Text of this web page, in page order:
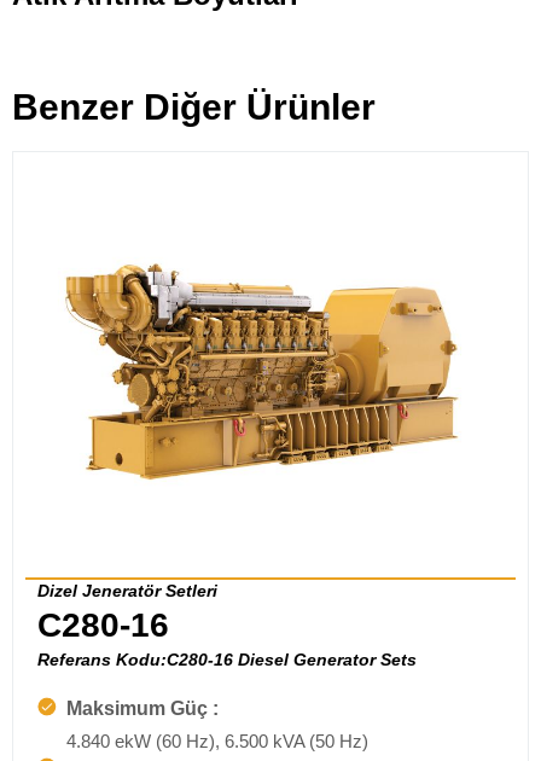
Benzer Diğer Ürünler
Dizel Jeneratör Setleri
C280-16
Referans Kodu:C280-16 Diesel Generator Sets
Maksimum Güç :
4.840 ekW (60 Hz), 6.500 kVA (50 Hz)